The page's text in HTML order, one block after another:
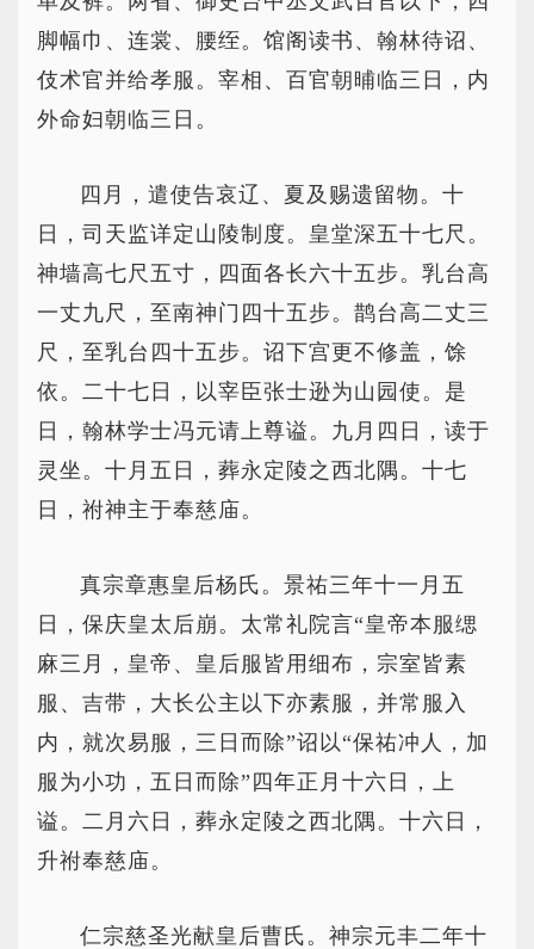
脚幅巾、连裳、腰绖。馆阁读书、翰林待诏、
伎术官并给孝服。宰相、百官朝晡临三日，内
外命妇朝临三日。
四月，遣使告哀辽、夏及赐遗留物。十
日，司天监详定山陵制度。皇堂深五十七尺。
神墙高七尺五寸，四面各长六十五步。乳台高
一丈九尺，至南神门四十五步。鹊台高二丈三
尺，至乳台四十五步。诏下宫更不修盖，馀
依。二十七日，以宰臣张士逊为山园使。是
日，翰林学士冯元请上尊谥。九月四日，读于
灵坐。十月五日，葬永定陵之西北隅。十七
日，祔神主于奉慈庙。
真宗章惠皇后杨氏。景祐三年十一月五
日，保庆皇太后崩。太常礼院言“皇帝本服缌
麻三月，皇帝、皇后服皆用细布，宗室皆素
服、吉带，大长公主以下亦素服，并常服入
内，就次易服，三日而除”诏以“保祐冲人，加
服为小功，五日而除”四年正月十六日，上
谥。二月六日，葬永定陵之西北隅。十六日，
升祔奉慈庙。
仁宗慈圣光献皇后曹氏。神宗元丰二年十